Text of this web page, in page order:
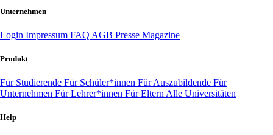
Unternehmen
Login Impressum FAQ AGB Presse Magazine
Produkt
Für Studierende Für Schüler*innen Für Auszubildende Für
Unternehmen Für Lehrer*innen Für Eltern Alle Universitäten
Help